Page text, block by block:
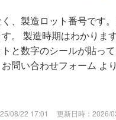
、製造ロット番号です
。 製造時期はわかりま
と数字のシールが貼っ
問い合わせフォーム よ
08/22 17:01 更新日時：2026/